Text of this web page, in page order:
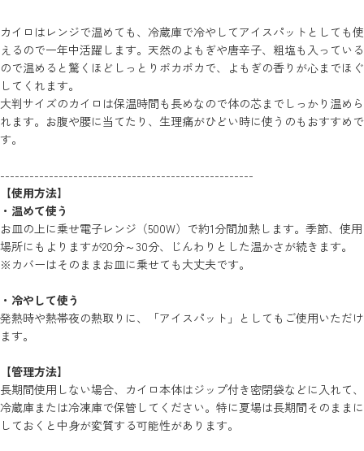
カイロはレンジで温めても、冷蔵庫で冷やしてアイスパットとしても使
えるので一年中活躍します。天然のよもぎや唐辛子、粗塩も入っている
ので温めると驚くほどしっとりポカポカで、よもぎの香りが心までほぐ
してくれます。
大判サイズのカイロは保温時間も長めなので体の芯までしっかり温めら
れます。お腹や腰に当てたり、生理痛がひどい時に使うのもおすすめで
す。
----------------------------------------------------
【使用方法】
・温めて使う
お皿の上に乗せ電子レンジ（500W）で約1分間加熱します。季節、使用
場所にもよりますが20分～30分、じんわりとした温かさが続きます。
※カバーはそのままお皿に乗せても大丈夫です。
・冷やして使う
発熱時や熱帯夜の熱取りに、「アイスパット」としてもご使用いただけ
ます。
【管理方法】
長期間使用しない場合、カイロ本体はジップ付き密閉袋などに入れて、
冷蔵庫または冷凍庫で保管してください。特に夏場は長期間そのままに
しておくと中身が変質する可能性があります。